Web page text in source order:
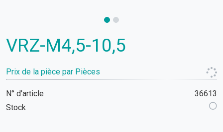
VRZ-M4,5-10,5
Prix de la pièce par Pièces
N° d'article
36613
Stock